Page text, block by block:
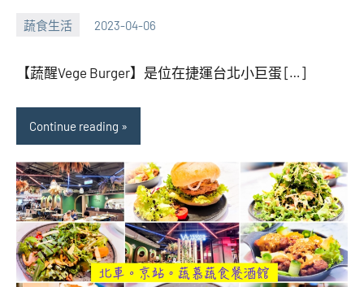
蔬食生活 2023-04-06
張
芋
No
【蔬醒Vege Burger】是位在捷運台北小巨蛋 […]
Continue reading